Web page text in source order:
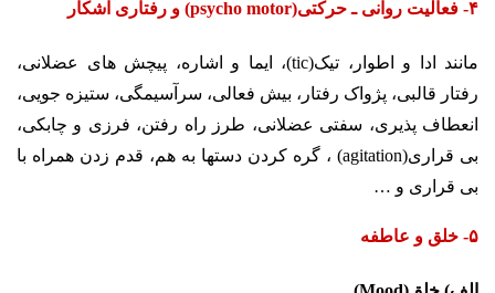
۴- فعالیت روانی ـ حرکتی(psycho motor) و رفتاری آشکار
مانند ادا و اطوار، تیک(tic)، ایما و اشاره، پیچش های عضلانی،
رفتار قالبی، پژواک رفتار، بیش فعالی، سرآسیمگی، ستیزه جویی،
انعطاف پذیری، سفتی عضلانی، طرز راه رفتن، فرزی و چابکی،
بی قراری(agitation) ، گره کردن دستها به هم، قدم زدن همراه با
بی قراری و …
۵- خلق و عاطفه